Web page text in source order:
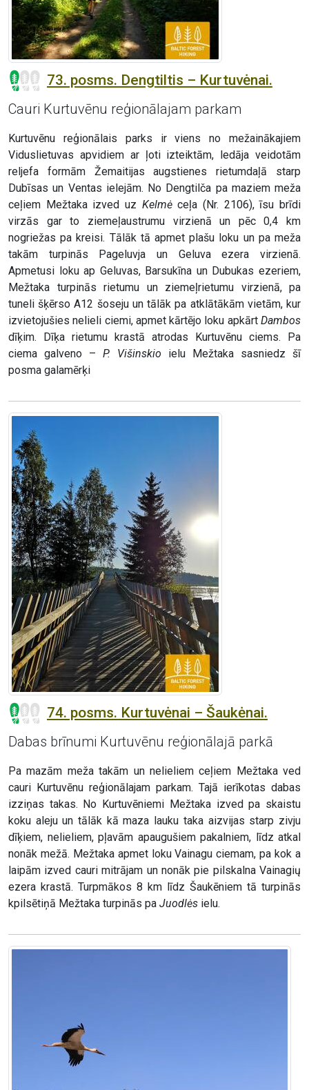
73. posms. Dengtiltis – Kurtuvėnai.
Cauri Kurtuvēnu reģionālajam parkam
Kurtuvēnu reģionālais parks ir viens no mežainākajiem
Viduslietuvas apvidiem ar ļoti izteiktām, ledāja veidotām
reljefa formām Žemaitijas augstienes rietumdaļā starp
Dubīsas un Ventas ielejām. No Dengtilča pa maziem meža
ceļiem Mežtaka izved uz Kelmėceļa (Nr. 2106), īsu brīdi
virzās gar to ziemeļaustrumu virzienā un pēc 0,4 km
nogriežas pa kreisi. Tālāk tā apmet plašu loku un pa meža
takām turpinās Pageluvja un Geluva ezera virzienā.
Apmetusi loku ap Geluvas, Barsukīna un Dubukas ezeriem,
Mežtaka turpinās rietumu un ziemeļrietumu virzienā, pa
tuneli šķērso A12 šoseju un tālāk pa atklātākām vietām, kur
izvietojušies nelieli ciemi, apmet kārtējo loku apkārt Dambos
dīķim. Dīķa rietumu krastā atrodas Kurtuvēnu ciems. Pa
ciema galveno – P. Višinskio ielu Mežtaka sasniedz šī
posma galamērķi
74. posms. Kurtuvėnai – Šaukėnai.
Dabas brīnumi Kurtuvēnu reģionālajā parkā
Pa mazām meža takām un nelieliem ceļiem Mežtaka ved
cauri Kurtuvēnu reģionālajam parkam. Tajā ierīkotas dabas
izziņas takas. No Kurtuvēniemi Mežtaka izved pa skaistu
koku aleju un tālāk kā maza lauku taka aizvijas starp zivju
dīķiem, nelieliem, pļavām apaugušiem pakalniem, līdz atkal
nonāk mežā. Mežtaka apmet loku Vainagu ciemam, pa kok a
laipām izved cauri mitrājam un nonāk pie pilskalna Vainagių
ezera krastā. Turpmākos 8 km līdz Šaukēniem tā turpinās
kpilsētiņā Mežtaka turpinās pa Juodlės ielu.